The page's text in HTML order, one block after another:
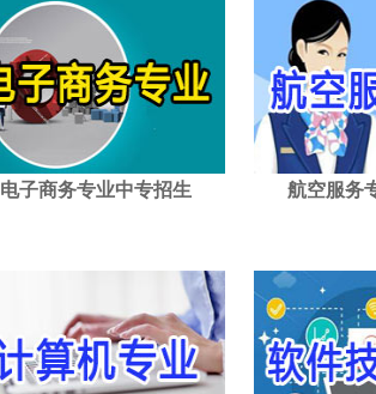
电子商务专业中专招生 航空服务